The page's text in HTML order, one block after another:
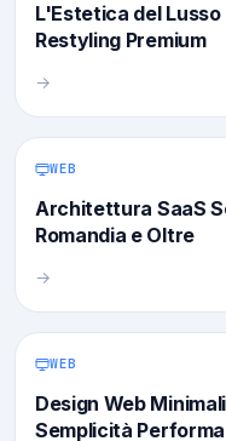
L'Estetica del Lusso
Restyling Premium
→
WEB
Architettura SaaS
Romandia e Oltre
→
WEB
Design Web
Semplicità